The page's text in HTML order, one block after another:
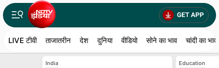
LIVE टीवी ताजातरीन देश दुनिया वीडियो सोने का भाव चांदी का भाव
India Education